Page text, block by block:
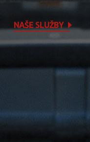
NAŠE SLUŽBY